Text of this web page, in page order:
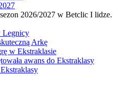
2026/2027 w Betclic I lidze.
Legnicy
Arkę
w Ekstraklasie
awans do Ekstraklasy